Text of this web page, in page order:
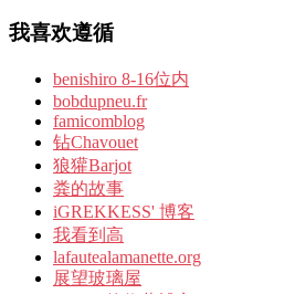
我喜欢遵循
benishiro 8-16位内
bobdupneu.fr
famicomblog
钻Chavouet
狼獾Barjot
粪的故事
iGREKKESS' 博客
我看到高
lafautealamanette.org
展望玻璃屋